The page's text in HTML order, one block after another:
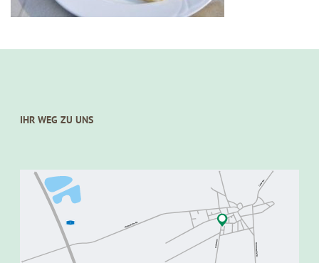
IHR WEG ZU UNS